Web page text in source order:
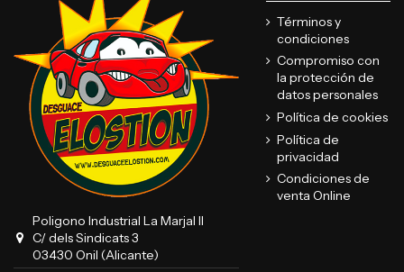
Poligono Industrial La Marjal II
C/ dels Sindicats 3
03430 Onil (Alicante)
Términos y
condiciones
Compromiso con
la protección de
datos personales
Política de cookies
Política de
privacidad
Condiciones de
venta Online